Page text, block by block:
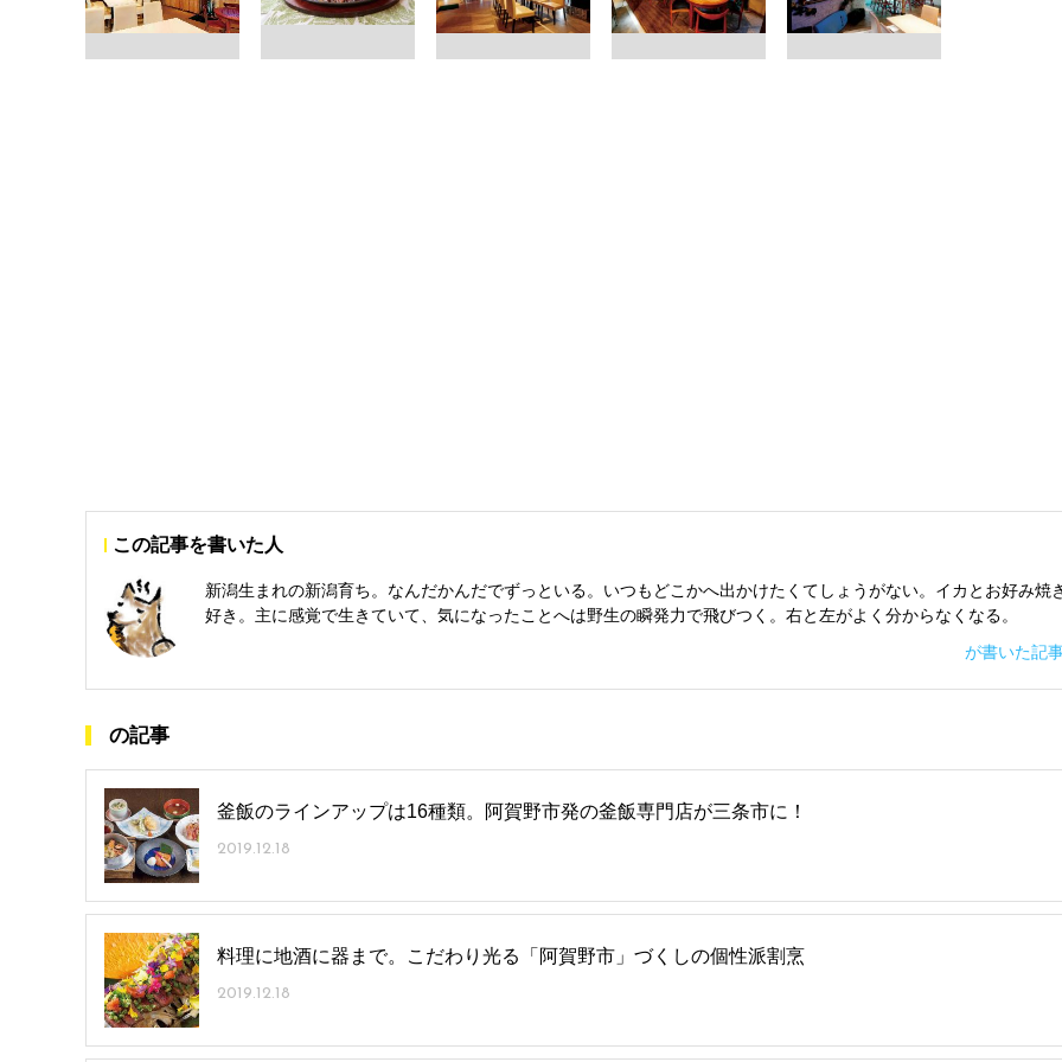
この記事を書いた人
新潟生まれの新潟育ち。なんだかんだでずっといる。いつもどこかへ出かけたくてしょうがない。イカとお好み焼
好き。主に感覚で生きていて、気になったことへは野生の瞬発力で飛びつく。右と左がよく分からなくなる。
が書いた記
の記事
釜飯のラインアップは16種類。阿賀野市発の釜飯専門店が三条市に！
2019.12.18
料理に地酒に器まで。こだわり光る「阿賀野市」づくしの個性派割烹
2019.12.18